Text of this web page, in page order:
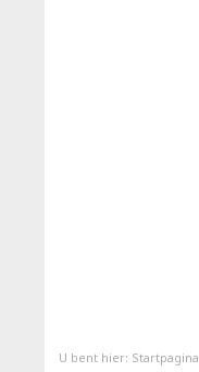
U bent hier: Startpagina